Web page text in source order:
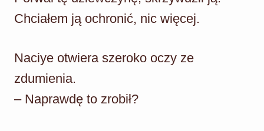
Chciałem ją ochronić, nic więcej.
Naciye otwiera szeroko oczy ze
zdumienia.
– Naprawdę to zrobił?